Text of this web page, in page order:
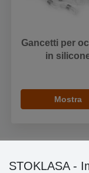
Gancetti per
in
Mostra
STOKLASA -